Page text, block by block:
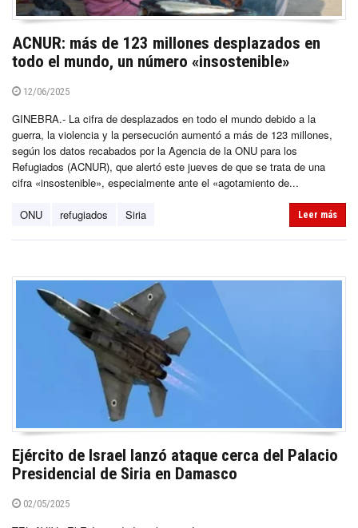
ACNUR: más de 123 millones desplazados en
todo el mundo, un número «insostenible»
12/06/2025
GINEBRA.- La cifra de desplazados en todo el mundo debido a la
guerra, la violencia y la persecución aumentó a más de 123 millones,
según los datos recabados por la Agencia de la ONU para los
Refugiados (ACNUR), que alertó este jueves de que se trata de una
cifra «insostenible», especialmente ante el «agotamiento de...
ONU refugiados Siria Leer más
Ejército de Israel lanzó ataque cerca del Palacio
Presidencial de Siria en Damasco
02/05/2025